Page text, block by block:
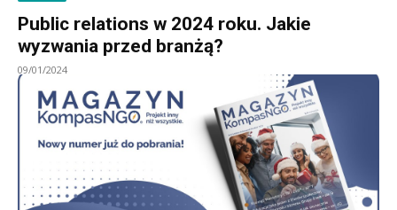
Public relations w 2024 roku. Jakie
wyzwania przed branżą?
09/01/2024